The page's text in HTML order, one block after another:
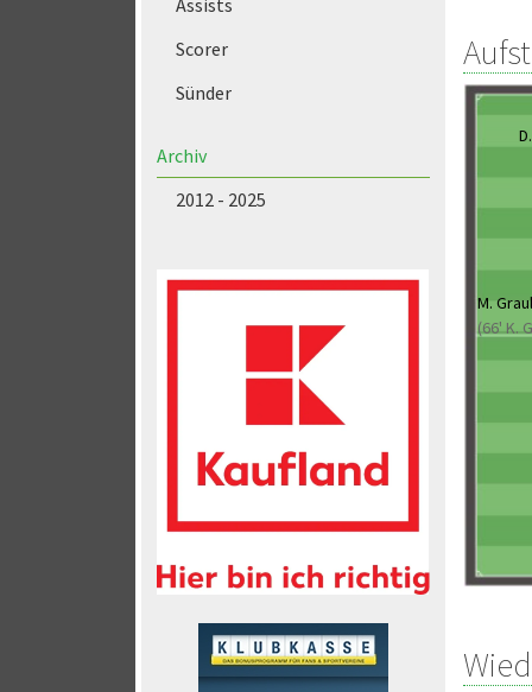
Assists
Scorer
Sünder
Archiv
2012 - 2025
M. Graul
(66' K.